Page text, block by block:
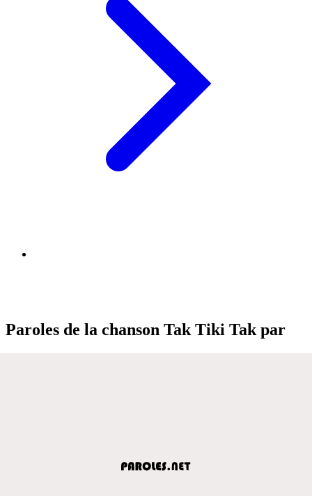
Paroles de la chanson Tak Tiki Tak par